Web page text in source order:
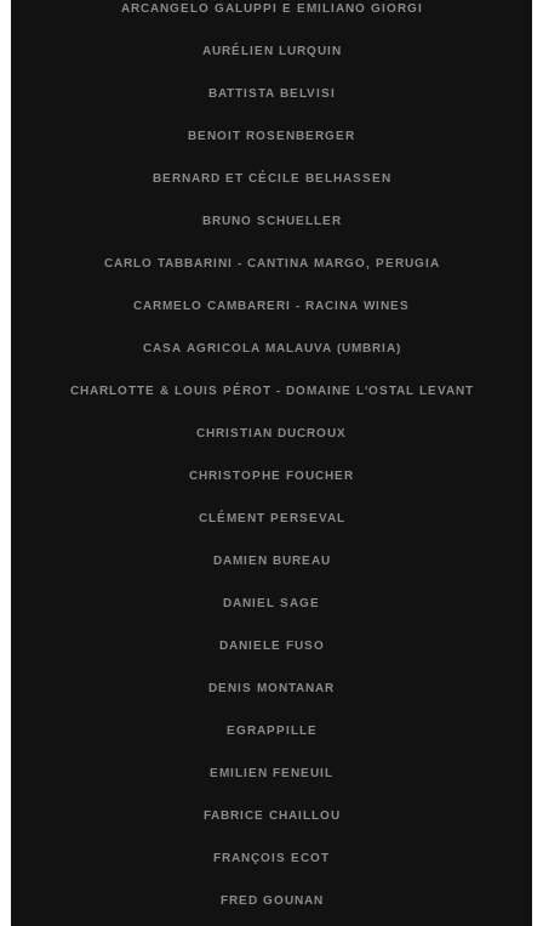
ARCANGELO GALUPPI E EMILIANO GIORGI
AURÉLIEN LURQUIN
BATTISTA BELVISI
BENOIT ROSENBERGER
BERNARD ET CÉCILE BELHASSEN
BRUNO SCHUELLER
CARLO TABBARINI - CANTINA MARGO, PERUGIA
CARMELO CAMBARERI - RACINA WINES
CASA AGRICOLA MALAUVA (UMBRIA)
CHARLOTTE & LOUIS PÉROT - DOMAINE L'OSTAL LEVANT
CHRISTIAN DUCROUX
CHRISTOPHE FOUCHER
CLÉMENT PERSEVAL
DAMIEN BUREAU
DANIEL SAGE
DANIELE FUSO
DENIS MONTANAR
EGRAPPILLE
EMILIEN FENEUIL
FABRICE CHAILLOU
FRANÇOIS ECOT
FRED GOUNAN